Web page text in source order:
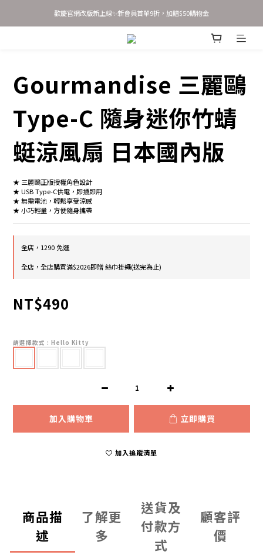
歡慶官網改版新上線✨新會員首單9折，加贈$50購物金
新會員 立即輸入優惠碼 JOINSASABELLA 享首單9折優惠！
AirTag 全系列 任選2件95折 3件9折
歡慶官網改版新上線✨新會員首單9折，加贈$50購物金
Gourmandise 三麗鷗
Type-C 隨身迷你竹蜻
蜓涼風扇 日本國內版
★ 三麗鷗正版授權角色設計
★ USB Type-C供電，即插即用
★ 無需電池，輕鬆享受涼感
★ 小巧輕量，方便隨身攜帶
全店，1290 免運
全店，全店購買滿$2026即贈 絲巾掛繩(送完為止)
NT$490
請選擇款式 : Hello Kitty
加入購物車 立即購買
加入追蹤清單
商品描
述
了解更
多
送貨及
付款方
式
顧客評
價